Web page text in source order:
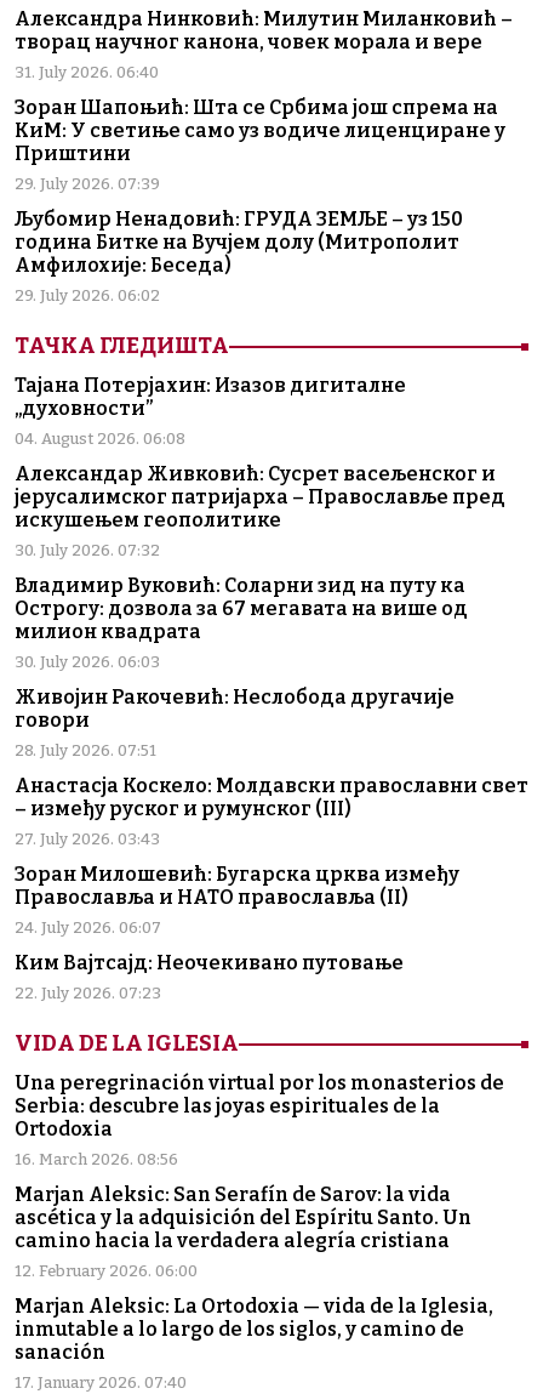
Александра Нинковић: Милутин Миланковић –
творац научног канона, човек морала и вере
31. July 2026. 06:40
Зоран Шапоњић: Шта се Србима још спрема на
КиМ: У светиње само уз водиче лиценциране у
Приштини
29. July 2026. 07:39
Љубомир Ненадовић: ГРУДА ЗЕМЉЕ – уз 150
година Битке на Вучјем долу (Митрополит
Амфилохије: Беседа)
29. July 2026. 06:02
ТАЧКА ГЛЕДИШТА
Тајана Потерјахин: Изазов дигиталне
„духовности”
04. August 2026. 06:08
Александар Живковић: Сусрет васељенског и
јерусалимског патријарха – Православље пред
искушењем геополитике
30. July 2026. 07:32
Владимир Вуковић: Соларни зид на путу ка
Острогу: дозвола за 67 мегавата на више од
милион квадрата
30. July 2026. 06:03
Живојин Ракочевић: Неслобода другачије
говори
28. July 2026. 07:51
Анастасја Коскело: Молдавски православни свет
– између руског и румунског (III)
27. July 2026. 03:43
Зоран Милошевић: Бугарска црква између
Православља и НАТО православља (II)
24. July 2026. 06:07
Ким Вајтсајд: Неочекивано путовање
22. July 2026. 07:23
VIDA DE LA IGLESIA
Una peregrinación virtual por los monasterios de
Serbia: descubre las joyas espirituales de la
Ortodoxia
16. March 2026. 08:56
Marjan Aleksic: San Serafín de Sarov: la vida
ascética y la adquisición del Espíritu Santo. Un
camino hacia la verdadera alegría cristiana
12. February 2026. 06:00
Marjan Aleksic: La Ortodoxia — vida de la Iglesia,
inmutable a lo largo de los siglos, y camino de
sanación
17. January 2026. 07:40